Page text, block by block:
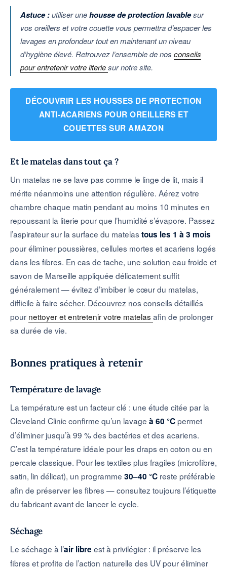
Astuce :utiliser unehousse de protection lavablesur
vos oreillers et votre couette vous permettra d’espacer les
lavages en profondeur tout en maintenant un niveau
d’hygiène élevé. Retrouvez l’ensemble de nos conseils
pour entretenir votre literiesur notre site.
DÉCOUVRIR LES HOUSSES DE PROTECTION
ANTI-ACARIENS POUR OREILLERS ET
COUETTES SUR AMAZON
Et le matelas dans tout ça ?
Un matelas ne se lave pas comme le linge de lit, mais il
mérite néanmoins une attention régulière. Aérez votre
chambre chaque matin pendant au moins 10 minutes en
repoussant la literie pour que l’humidité s’évapore. Passez
l’aspirateur sur la surface du matelas tous les 1 à 3 mois
pour éliminer poussières, cellules mortes et acariens logés
dans les fibres. En cas de tache, une solution eau froide et
savon de Marseille appliquée délicatement suffit
généralement — évitez d’imbiber le cœur du matelas,
difficile à faire sécher. Découvrez nos conseils détaillés
pour nettoyer et entretenir votre matelas afin de prolonger
sa durée de vie.
Bonnes pratiques à retenir
Température de lavage
La température est un facteur clé : une étude citée par la
Cleveland Clinic confirme qu’un lavage à 60 °Cpermet
d’éliminer jusqu’à 99 % des bactéries et des acariens.
C’est la température idéale pour les draps en coton ou en
percale classique. Pour les textiles plus fragiles (microfibre,
satin, lin délicat), un programme 30–40 °C reste préférable
afin de préserver les fibres — consultez toujours l’étiquette
du fabricant avant de lancer le cycle.
Séchage
Le séchage à l’air libre est à privilégier : il préserve les
fibres et profite de l’action naturelle des UV pour éliminer